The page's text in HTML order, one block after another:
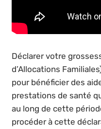
Déclarer votre
d’Allocations
pour bénéficier des
prestations de santé
au long de cette
procéder à cette